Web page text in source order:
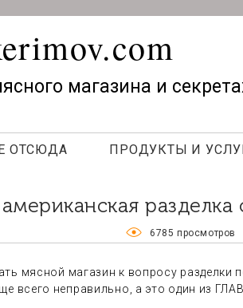
магазина и
ОТСЮДА ПРОДУКТЫ И
американская
6785 просмотров
мясной магазин к вопросу разделки
всего неправильно, а это один из